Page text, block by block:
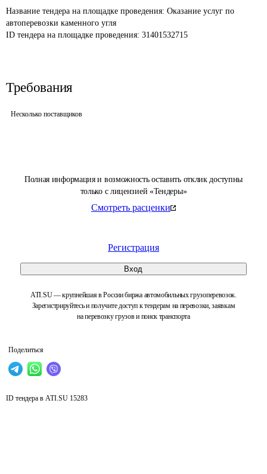
Полная информация и возможность оставить отклик доступны
только с лицензией «Тендеры»
Смотреть расценки
Регистрация
Вход
ATI.SU — крупнейшая в России биржа автомобильных грузоперевозок.
Зарегистрируйтесь и получите доступ к тендерам на перевозки, заявкам
на перевозку грузов и поиск транспорта
Поделиться
Название тендера на площадке проведения: Оказание услуг по
автоперевозки каменного угля
ID тендера на площадке проведения: 31401532715
Требования
Несколько поставщиков
ID тендера в ATI.SU 15283